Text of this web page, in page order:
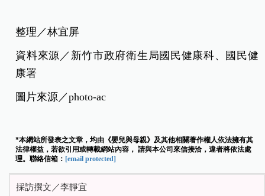
整理／林宜屏
資料來源／新竹市政府衛生局國民健康科、國民健
康署
圖片來源／photo-ac
*本網站所發表之文章，均由《嬰兒與母親》及其他相關著作權人依法擁有其
法律權益，若欲引用或轉載網站內容， 請與本公司來信接洽，違者將依法處
理。聯絡信箱： [email protected]
採訪撰文／李靜宜